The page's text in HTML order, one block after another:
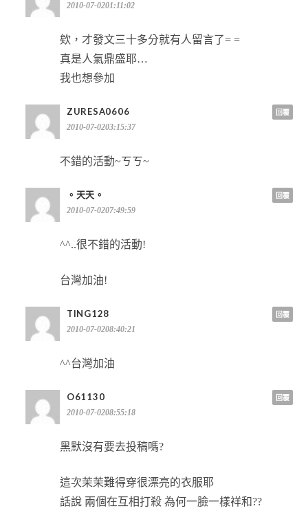
2010-07-0201:11:02
欸，才發文三十多分就有人留言了= =
真是人氣鼎盛耶…
我也想參加
ZURESA0606
2010-07-0203:15:37
不錯的活動~ㄎㄎ~
回覆
。天天。
2010-07-0207:49:59
^^..很不錯的活動!
台灣加油!
回覆
TING128
2010-07-0208:40:21
^^台灣加油
回覆
O61130
2010-07-0208:55:18
黑默沒有要去投稿嗎?
這次茉茉難得穿很漂亮的衣服耶
話說 兩個在互相打殺 為何一臉一樣祥和??
回覆